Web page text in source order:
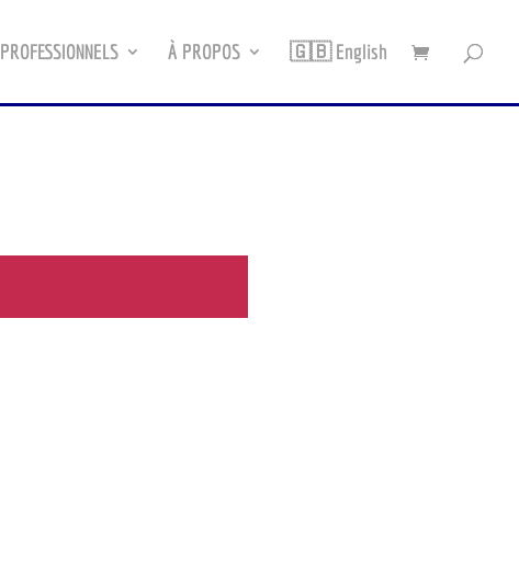
PROFESSIONNELS À PROPOS 🇬🇧 English